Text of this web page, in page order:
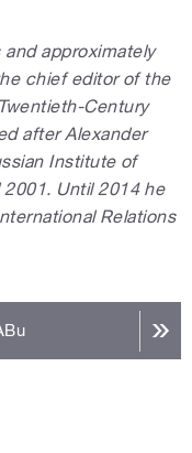
approximately
chief editor of the
Century
after Alexander
Institute of
Until 2014 he
Relations